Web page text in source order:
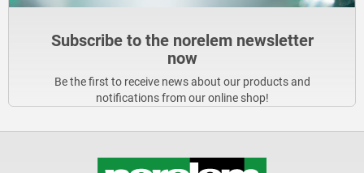
Subscribe to the norelem newsletter
now
Be the first to receive news about our products and
notifications from our online shop!